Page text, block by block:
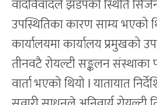
वादविवादले झडपको स्थिति
उपस्थितिका कारण साम्य भएको
कार्यालयमा कार्यालय प्रमुखको
तीनवटै रोयल्टी सङ्कलन संस्थाका
वार्ता भएको थियो l यातायात